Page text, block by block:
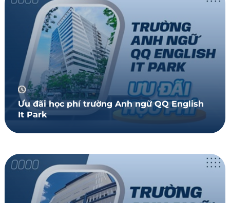
Ưu đãi học phí trường Anh ngữ QQ English
It Park